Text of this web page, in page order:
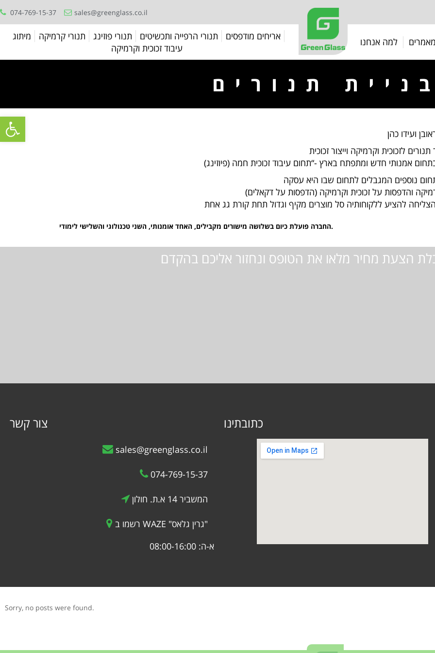
Open toolbar
074-769-15-37 sales@greenglass.co.il
מיתוג תנורי קרמיקה תנורי פוזינג תנורי הרפייה ותכשיטים
אריחים מודפסים
עיבוד זכוכית וקרמיקה
למה אנחנו
תנורים
החברה פועלת כיום בשלושה מישורים מקבילים, האחד אומנותי, השני טכנולוגי והשלישי לימודי.
הצעת מחיר מלאו את הטופס ונחזור אליכם בהקדם
צור קשר
sales@greenglass.co.il
074-769-15-37
המשביר 14 א.ת. חולון
רשמו ב WAZE "גרין גלאס"
א-ה: 08:00-16:00
כתובתינו
Sorry, no posts were found.